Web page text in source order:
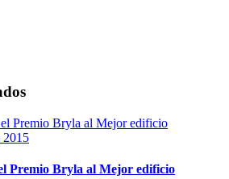
Premio Bryla al Mejor edificio